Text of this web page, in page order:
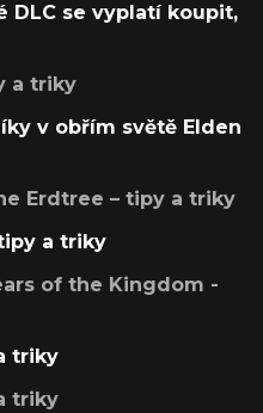
DLC se vyplatí koupit,
a triky
v obřím světě Elden
Erdtree – tipy a triky
a triky
of the Kingdom -
triky
triky